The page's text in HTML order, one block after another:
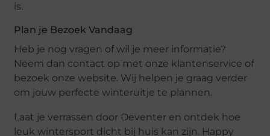
is.
Plan je Bezoek Vandaag
Heb je nog vragen of wil je meer informatie?
Neem dan contact op met onze klantenservice of
bezoek onze website. Wij helpen je graag verder
om jouw perfecte winteruitje te plannen.
Laat je verrassen door Deventer en ontdek hoe
leuk wintersport dicht bij huis kan zijn. Happy